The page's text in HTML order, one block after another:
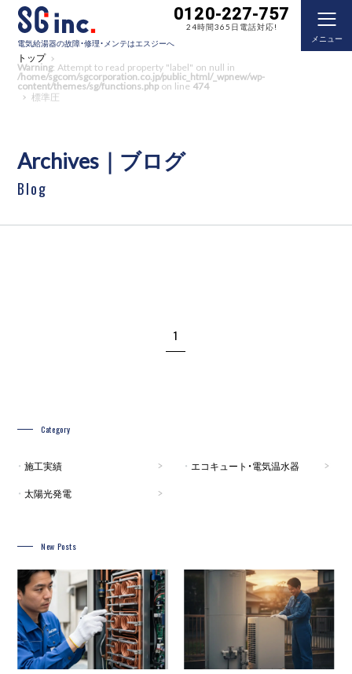
電気給湯器の故障・修理・メンテはエスジーへ
0120-227-757
24時間365日電話対応!
メニュー
トップ
Warning: Attempt to read property "label" on null in
/home/sgcom/sgcorporation.co.jp/public_html/_wpnew/wp-
content/themes/sg/functions.php on line 474
標準圧
Archives｜ブログ
Blog
1
Category
施工実績
エコキュート・電気温水器
太陽光発電
New Posts